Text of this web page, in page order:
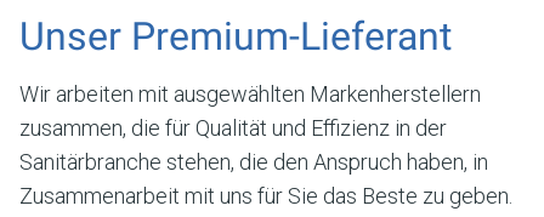
Unser Premium-Lieferant
Wir arbeiten mit ausgewählten Markenherstellern
zusammen, die für Qualität und Effizienz in der
Sanitärbranche stehen, die den Anspruch haben, in
Zusammenarbeit mit uns für Sie das Beste zu geben.